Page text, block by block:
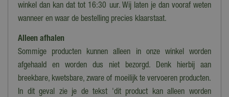
winkel dan kan dat tot 16:30 uur. Wij laten je dan vooraf weten
wanneer en waar de bestelling precies klaarstaat.
Alleen afhalen
Sommige producten kunnen alleen in onze winkel worden
afgehaald en worden dus niet bezorgd. Denk hierbij aan
breekbare, kwetsbare, zware of moeilijk te vervoeren producten.
In dit geval zie je de tekst 'dit product kan alleen worden